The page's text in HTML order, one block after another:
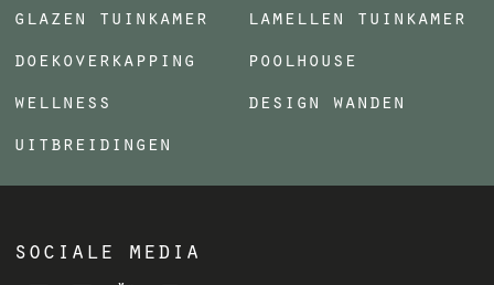
glazen tuinkamer
lamellen tuinkamer
doekoverkapping
poolhouse
wellness
design wanden
uitbreidingen
sociale media